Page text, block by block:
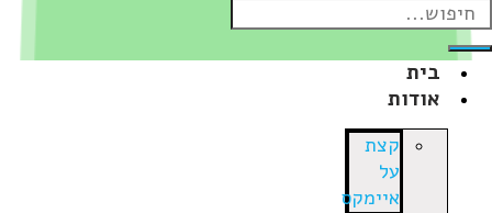
בית
אודות
קצת
על
איימקס